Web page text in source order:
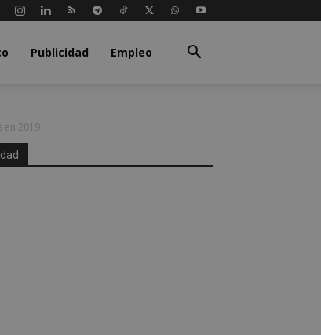
Publicidad Empleo
en 2019